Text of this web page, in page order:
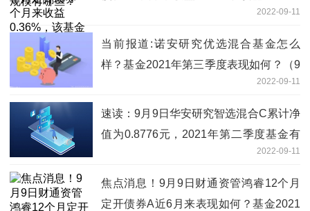
2022-09-11
当前报道:诺安研究优选混合基金怎么
样？基金2021年第三季度表现如何？（9
2022-09-11
速读：9月9日华安研究智选混合C累计净
值为0.8776元，2021年第二季度基金有
2022-09-11
焦点消息！9月9日财通资管鸿睿12个月
定开债券A近6月来表现如何？基金2021